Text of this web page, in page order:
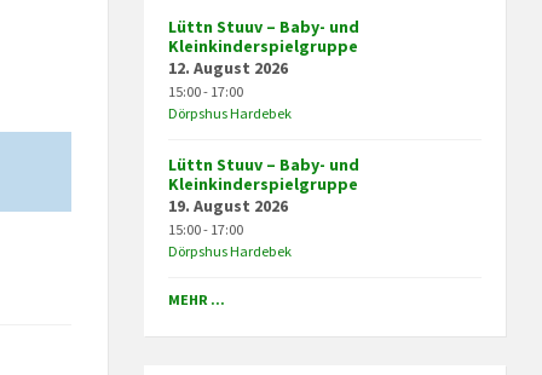
Lüttn Stuuv – Baby- und
Kleinkinderspielgruppe
12. August 2026
15:00 - 17:00
Dörpshus Hardebek
Lüttn Stuuv – Baby- und
Kleinkinderspielgruppe
19. August 2026
15:00 - 17:00
Dörpshus Hardebek
MEHR ...